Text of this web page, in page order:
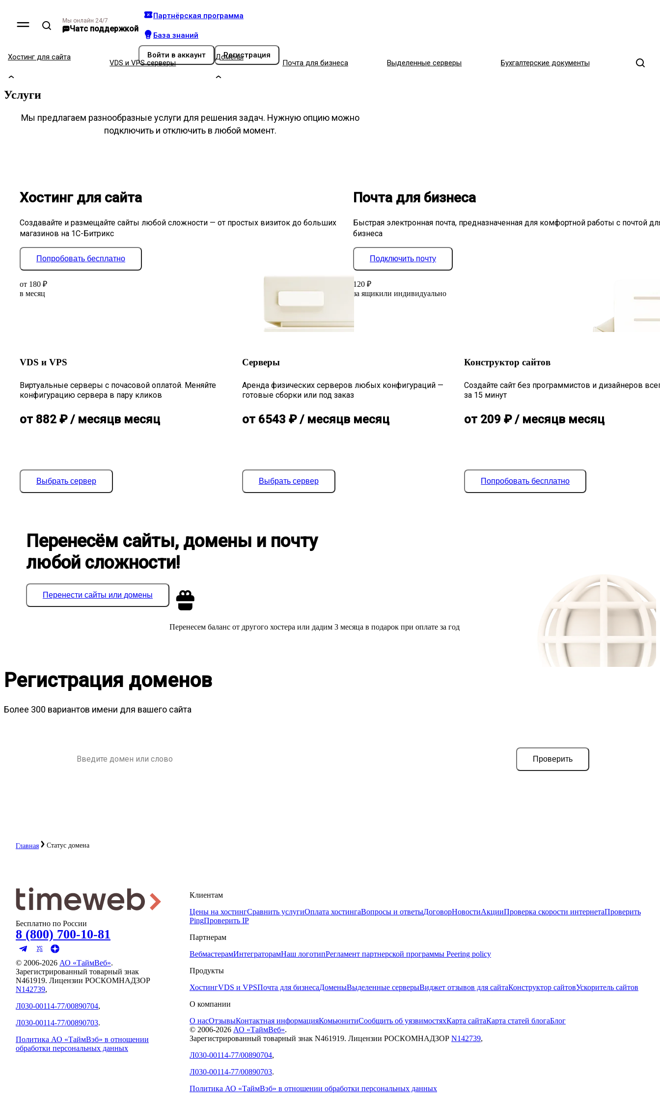
Мы онлайн 24/7
Чатс поддержкой
Партнёрская программа
База знаний
Войти в аккаунт Регистрация
Хостинг для сайта
VDS и VPS серверы
Домены
Почта для бизнеса Выделенные серверы Бухгалтерские документы
Услуги
Мы предлагаем разнообразные услуги для решения задач. Нужную опцию можно
подключить и отключить в любой момент.
Хостинг для сайта
Создавайте и размещайте сайты любой сложности — от простых визиток до больших
магазинов на 1С-Битрикс
Попробовать бесплатно
от 180 ₽
в месяц
Почта для бизнеса
Быстрая электронная почта, предназначенная для комфортной работы с почтой
бизнеса
Подключить почту
120 ₽
за ящикили индивидуально
VDS и VPS
Виртуальные серверы с почасовой оплатой. Меняйте
конфигурацию сервера в пару кликов
от 882 ₽/ месяцв месяц
Выбрать сервер
Серверы
Аренда физических серверов любых конфигураций —
готовые сборки или под заказ
от 6543 ₽/ месяцв месяц
Выбрать сервер
Конструктор сайтов
Создайте сайт без программистов и дизайнеров
за 15 минут
от 209 ₽/ месяцв месяц
Попробовать бесплатно
Перенесём сайты, домены и почту
любой сложности!
Перенести сайты или домены
Перенесем баланс от другого хостера или дадим 3 месяца в подарок при оплате за год
Регистрация доменов
Более 300 вариантов имени для вашего сайта
Проверить
Главная Статус домена
Бесплатно по России
8 (800) 700-10-81
© 2006-2026 АО «ТаймВеб».
Зарегистрированный товарный знак
N461919. Лицензии РОСКОМНАДЗОР
N142739,
Л030-00114-77/00890704,
Л030-00114-77/00890703.
Политика АО «ТаймВэб» в отношении
обработки персональных данных
Клиентам
Цены на хостингСравнить услугиОплата хостингаВопросы и ответыДоговорНовостиАкцииПроверка скорости интернетаПроверить
PingПроверить IP
Партнерам
ВебмастерамИнтеграторамНаш логотипРегламент партнерской программы Peering policy
Продукты
ХостингVDS и VPSПочта для бизнесаДоменыВыделенные серверыВиджет отзывов для сайтаКонструктор сайтовУскоритель сайтов
О компании
О насОтзывыКонтактная информацияКомьюнитиСообщить об уязвимостяхКарта сайтаКарта статей блогаБлог
© 2006-2026 АО «ТаймВеб».
Зарегистрированный товарный знак N461919. Лицензии РОСКОМНАДЗОР N142739,
Л030-00114-77/00890704,
Л030-00114-77/00890703.
Политика АО «ТаймВэб» в отношении обработки персональных данных